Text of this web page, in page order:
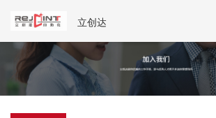
立创达